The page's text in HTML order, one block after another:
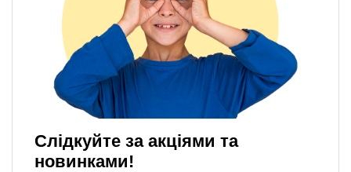
Слідкуйте за акціями та
новинками!